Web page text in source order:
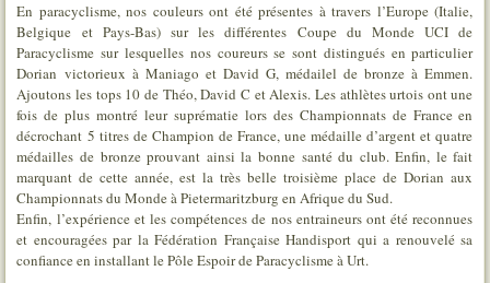
En paracyclisme, nos couleurs ont été présentes à travers l’Europe (Italie,
Belgique et Pays-Bas) sur les différentes Coupe du Monde UCI de
Paracyclisme sur lesquelles nos coureurs se sont distingués en particulier
Dorian victorieux à Maniago et David G, médailel de bronze à Emmen.
Ajoutons les tops 10 de Théo, David C et Alexis. Les athlètes urtois ont une
fois de plus montré leur suprématie lors des Championnats de France en
décrochant 5 titres de Champion de France, une médaille d’argent et quatre
médailles de bronze prouvant ainsi la bonne santé du club. Enfin, le fait
marquant de cette année, est la très belle troisième place de Dorian aux
Championnats du Monde à Pietermaritzburg en Afrique du Sud.
Enfin, l’expérience et les compétences de nos entraineurs ont été reconnues
et encouragées par la Fédération Française Handisport qui a renouvelé sa
confiance en installant le Pôle Espoir de Paracyclisme à Urt.